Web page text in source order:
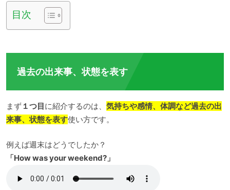
目次
過去の出来事、状態を表す
まず１つ目 に紹介するのは、 気持ちや感情、体調など過去の出
来事、状態を表す使い方です。
例えば週末はどうでしたか？
「How was your weekend?」